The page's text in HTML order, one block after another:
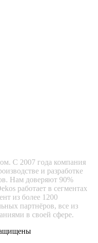
С 2007 года компания
и разработке
Нам доверяют 90%
работает в сегментах
из более 1200
партнёров, все из
в своей сфере.